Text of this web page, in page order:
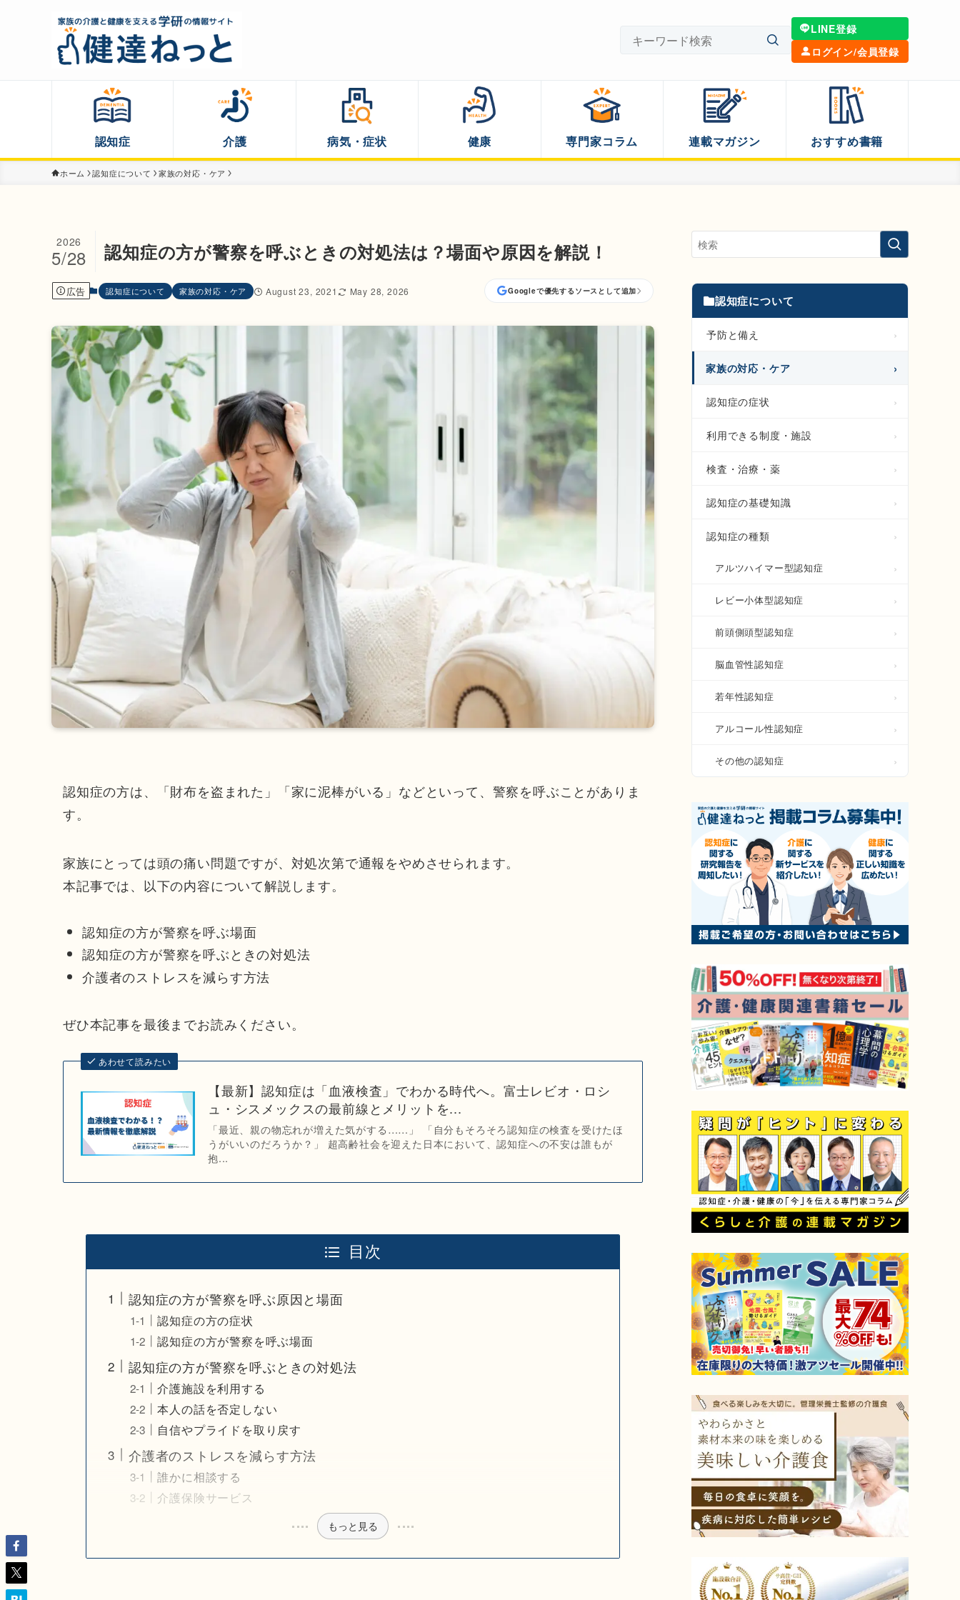
LINE登録
ログイン/会員登録
認知症 介護 病気・症状 健康 専門家コラム 連載マガジン おすすめ書籍
ホーム 認知症について 家族の対応・ケア
認知症の方が警察を呼ぶときの対処法は？場面や原因を解説！
2026
5/28
広告 認知症について 家族の対応・ケア August 23, 2021 May 28, 2026 Googleで優先するソースとして追加
認知症の方は、「財布を盗まれた」「家に泥棒がいる」などといって、警察を呼ぶことがありま
す。
家族にとっては頭の痛い問題ですが、対処次第で通報をやめさせられます。
本記事では、以下の内容について解説します。
認知症の方が警察を呼ぶ場面
認知症の方が警察を呼ぶときの対処法
介護者のストレスを減らす方法
ぜひ本記事を最後までお読みください。
あわせて読みたい
【最新】認知症は「血液検査」でわかる時代へ。富士レビオ・ロシ
ュ・シスメックスの最前線とメリットを...
「最近、親の物忘れが増えた気がする……」 「自分もそろそろ認知症の検査を受けたほ
うがいいのだろうか？」 超高齢社会を迎えた日本において、認知症への不安は誰もが
抱...
目次
認知症の方が警察を呼ぶ原因と場面
認知症の方の症状
認知症の方が警察を呼ぶ場面
認知症の方が警察を呼ぶときの対処法
介護施設を利用する
本人の話を否定しない
自信やプライドを取り戻す
介護者のストレスを減らす方法
誰かに相談する
介護保険サービス
もっと見る
認知症について
予防と備え
家族の対応・ケア
認知症の症状
利用できる制度・施設
検査・治療・薬
認知症の基礎知識
認知症の種類
アルツハイマー型認知症
レビー小体型認知症
前頭側頭型認知症
脳血管性認知症
若年性認知症
アルコール性認知症
その他の認知症